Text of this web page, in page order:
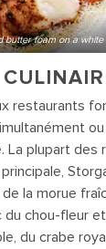
butter foam on a white
restaurants
La plupart des
la morue
chou-fleur
du crabe